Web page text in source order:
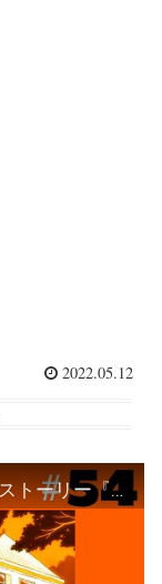
2022.05.12
#54 避難訓練 | 超人的シェアハウスストーリー『カリスマ』